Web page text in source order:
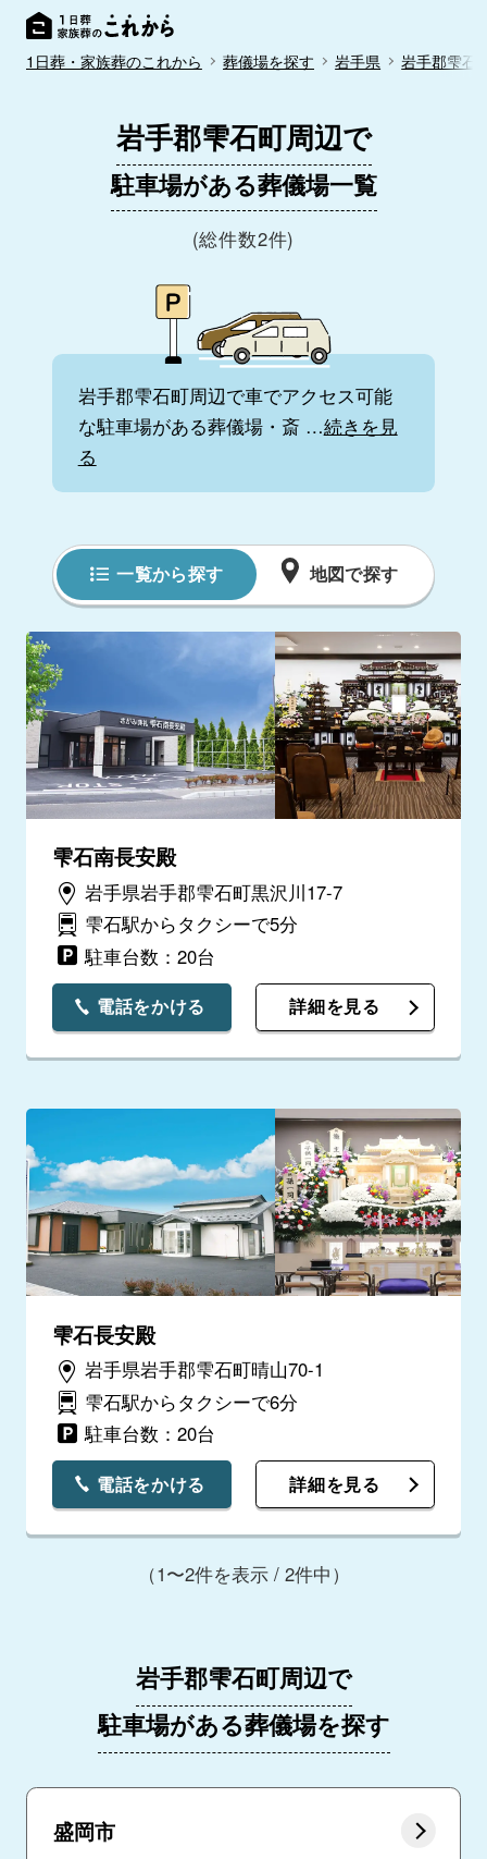
1日葬・家族葬のこれから 葬儀場を探す 岩手県 岩手郡雫石
岩手郡雫石町周辺で
駐車場がある葬儀場一覧
(総件数2件)
岩手郡雫石町周辺で車でアクセス可能
な駐車場がある葬儀場・斎 …続きを見
る
一覧から探す 地図で探す
雫石南長安殿
岩手県岩手郡雫石町黒沢川17-7
雫石駅からタクシーで5分
駐車台数：20台
電話をかける 詳細を見る
雫石長安殿
岩手県岩手郡雫石町晴山70-1
雫石駅からタクシーで6分
駐車台数：20台
電話をかける 詳細を見る
（1〜2件を表示 / 2件中）
岩手郡雫石町周辺で
駐車場がある葬儀場を探す
盛岡市